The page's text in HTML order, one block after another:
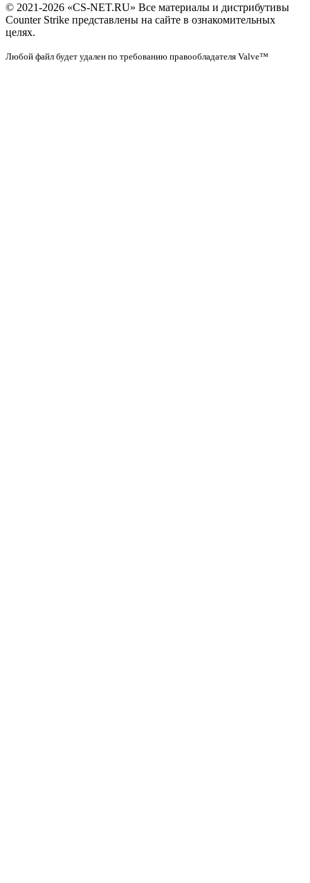
© 2021-2026 «CS-NET.RU» Все материалы и дистрибутивы
Counter Strike представлены на сайте в ознакомительных
целях.
Любой файл будет удален по требованию правообладателя Valve™